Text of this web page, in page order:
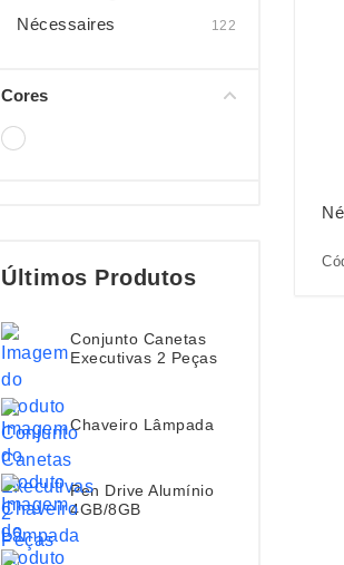
Nécessaires 122
Cores
Últimos Produtos
Conjunto Canetas
Executivas 2 Peças
Chaveiro Lâmpada
Pen Drive Alumínio
4GB/8GB